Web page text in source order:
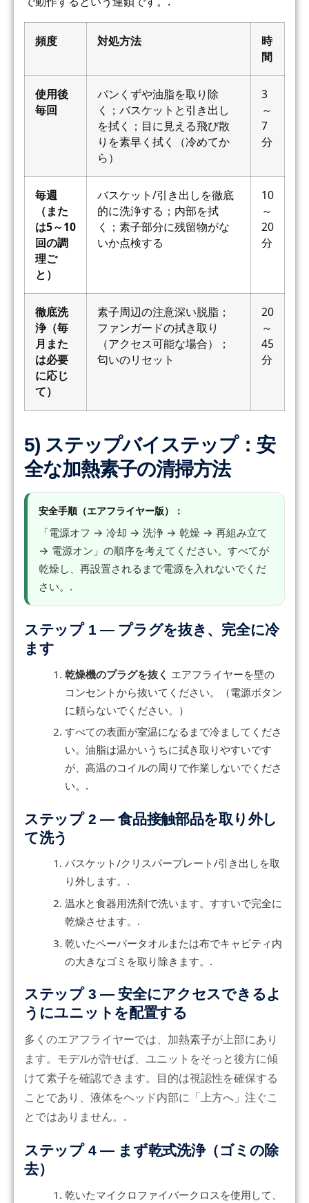
頻度 対処方法
時
間
使用後
毎回
パンくずや油脂を取り除
く；バスケットと引き出し
を拭く；目に見える飛び散
りを素早く拭く（冷めてか
ら）
3
～
7
分
毎週
（また
は5～10
回の調
理ご
と）
バスケット/引き出しを徹底
的に洗浄する；内部を拭
く；素子部分に残留物がな
いか点検する
10
～
20
分
徹底洗
浄（毎
月また
は必要
に応じ
て）
素子周辺の注意深い脱脂；
ファンガードの拭き取り
（アクセス可能な場合）；
匂いのリセット
20
～
45
分
5) ステップバイステップ：安
全な加熱素子の清掃方法
安全手順（エアフライヤー版）：
「電源オフ → 冷却 → 洗浄 → 乾燥 → 再組み立て
→ 電源オン」の順序を考えてください。すべてが
乾燥し、再設置されるまで電源を入れないでくだ
さい。.
ステップ 1 — プラグを抜き、完全に冷
ます
乾燥機のプラグを抜く エアフライヤーを壁の
コンセントから抜いてください。（電源ボタン
に頼らないでください。）
すべての表面が室温になるまで冷ましてくださ
い。油脂は温かいうちに拭き取りやすいです
が、高温のコイルの周りで作業しないでくださ
い。.
ステップ 2 — 食品接触部品を取り外し
て洗う
バスケット/クリスパープレート/引き出しを取
り外します。.
温水と食器用洗剤で洗います。すすいで完全に
乾燥させます。.
乾いたペーパータオルまたは布でキャビティ内
の大きなゴミを取り除きます。.
ステップ 3 — 安全にアクセスできるよ
うにユニットを配置する
多くのエアフライヤーでは、加熱素子が上部にあり
ます。モデルが許せば、ユニットをそっと後方に傾
けて素子を確認できます。目的は視認性を確保する
ことであり、液体をヘッド内部に「上方へ」注ぐこ
とではありません。.
ステップ 4 — まず乾式洗浄（ゴミの除
去）
乾いたマイクロファイバークロスを使用して、